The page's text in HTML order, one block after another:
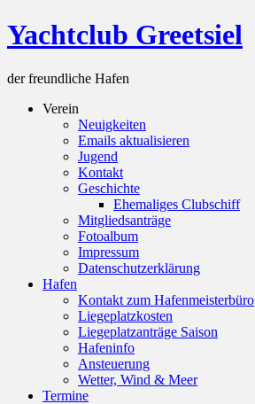
Skip
to
Yachtclub Greetsiel
der freundliche Hafen
Verein
Neuigkeiten
Emails aktualisieren
Jugend
Kontakt
Geschichte
Ehemaliges Clubschiff
Mitgliedsanträge
Fotoalbum
Impressum
Datenschutzerklärung
Hafen
Kontakt zum Hafenmeisterbüro
Liegeplatzkosten
Liegeplatzanträge Saison
Hafeninfo
Ansteuerung
Wetter, Wind & Meer
Termine